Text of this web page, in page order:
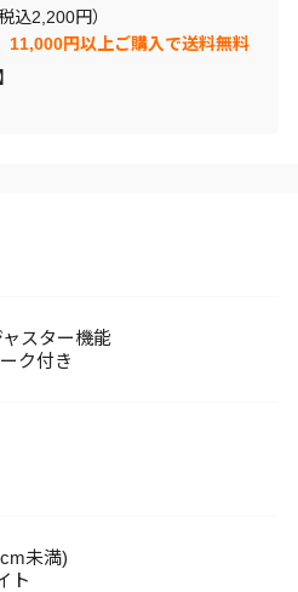
込2,200円）
11,000円以上ご購入で送料無料
スター機能
ク付き
未満)
ト